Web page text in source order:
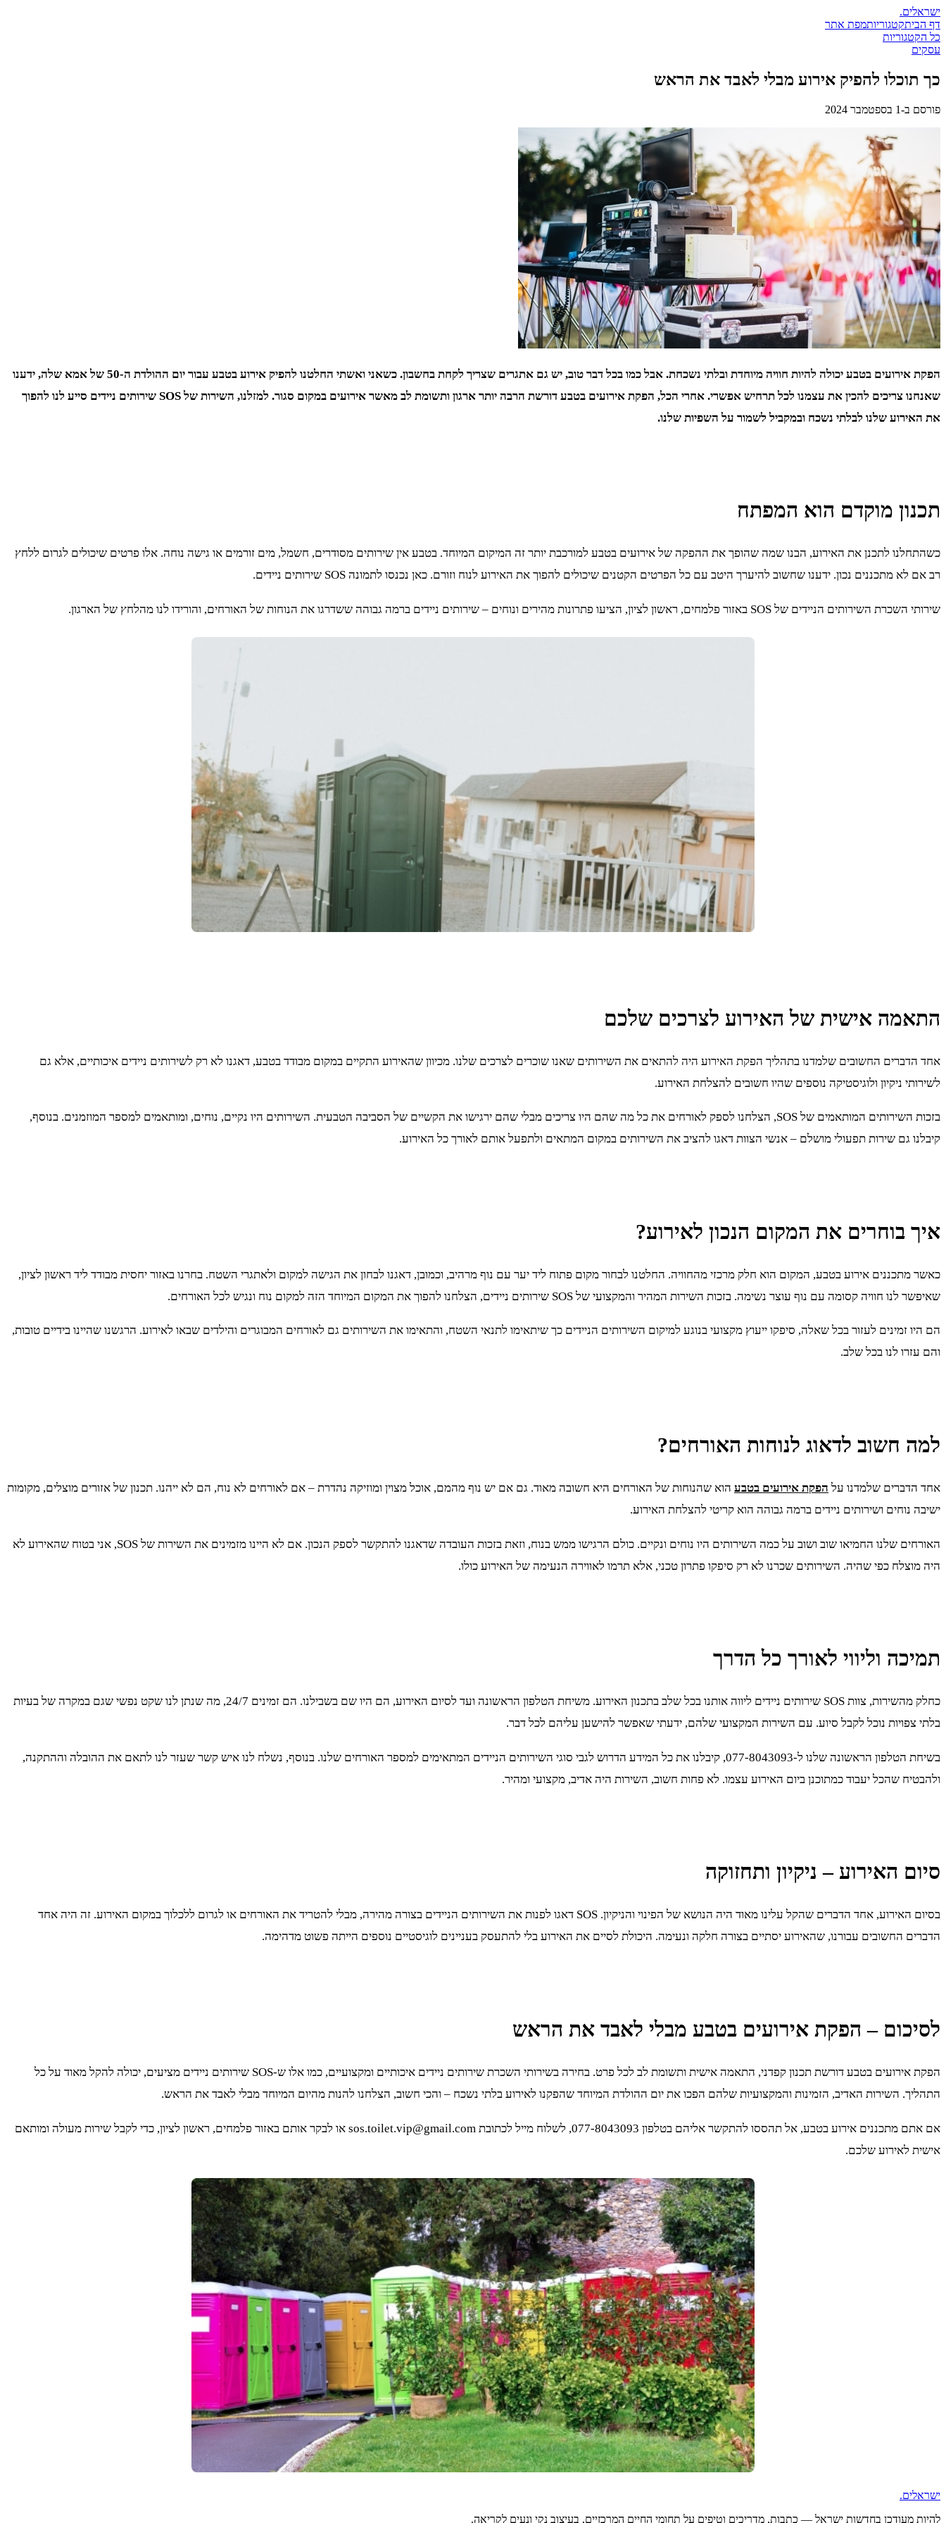
ישראלים.
דף הביתקטגוריותמפת אתר
כל הקטגוריות
עסקים
כך תוכלו להפיק אירוע מבלי לאבד את הראש
פורסם ב-1 בספטמבר 2024
הפקת אירועים בטבע יכולה להיות חוויה מיוחדת ובלתי נשכחת. אבל כמו בכל דבר טוב, יש גם אתגרים שצריך לקחת בחשבון. כשאני ואשתי החלטנו להפיק אירוע בטבע עבור יום ההולדת ה-50 של אמא שלה, ידענו
שאנחנו צריכים להכין את עצמנו לכל תרחיש אפשרי. אחרי הכל, הפקת אירועים בטבע דורשת הרבה יותר ארגון ותשומת לב מאשר אירועים במקום סגור. למזלנו, השירות של SOS שירותים ניידים סייע לנו להפוך
את האירוע שלנו לבלתי נשכח ובמקביל לשמור על השפיות שלנו.
תכנון מוקדם הוא המפתח
כשהתחלנו לתכנן את האירוע, הבנו שמה שהופך את ההפקה של אירועים בטבע למורכבת יותר זה המיקום המיוחד. בטבע אין שירותים מסודרים, חשמל, מים זורמים או גישה נוחה. אלו פרטים שיכולים לגרום ללחץ
רב אם לא מתכננים נכון. ידענו שחשוב להיערך היטב עם כל הפרטים הקטנים שיכולים להפוך את האירוע לנוח וזורם. כאן נכנסו לתמונה SOS שירותים ניידים.
שירותי השכרת השירותים הניידים של SOS באזור פלמחים, ראשון לציון, הציעו פתרונות מהירים ונוחים – שירותים ניידים ברמה גבוהה ששדרגו את הנוחות של האורחים, והורידו לנו מהלחץ של הארגון.
התאמה אישית של האירוע לצרכים שלכם
אחד הדברים החשובים שלמדנו בתהליך הפקת האירוע היה להתאים את השירותים שאנו שוכרים לצרכים שלנו. מכיוון שהאירוע התקיים במקום מבודד בטבע, דאגנו לא רק לשירותים ניידים איכותיים, אלא גם
לשירותי ניקיון ולוגיסטיקה נוספים שהיו חשובים להצלחת האירוע.
בזכות השירותים המותאמים של SOS, הצלחנו לספק לאורחים את כל מה שהם היו צריכים מבלי שהם ירגישו את הקשיים של הסביבה הטבעית. השירותים היו נקיים, נוחים, ומותאמים למספר המוזמנים. בנוסף,
קיבלנו גם שירות תפעולי מושלם – אנשי הצוות דאגו להציב את השירותים במקום המתאים ולתפעל אותם לאורך כל האירוע.
איך בוחרים את המקום הנכון לאירוע?
כאשר מתכננים אירוע בטבע, המקום הוא חלק מרכזי מהחוויה. החלטנו לבחור מקום פתוח ליד יער עם נוף מרהיב, וכמובן, דאגנו לבחון את הגישה למקום ולאתגרי השטח. בחרנו באזור יחסית מבודד ליד ראשון לציון,
שאיפשר לנו חוויה קסומה עם נוף עוצר נשימה. בזכות השירות המהיר והמקצועי של SOS שירותים ניידים, הצלחנו להפוך את המקום המיוחד הזה למקום נוח ונגיש לכל האורחים.
הם היו זמינים לעזור בכל שאלה, סיפקו ייעוץ מקצועי בנוגע למיקום השירותים הניידים כך שיתאימו לתנאי השטח, והתאימו את השירותים גם לאורחים המבוגרים והילדים שבאו לאירוע. הרגשנו שהיינו בידיים טובות,
והם עזרו לנו בכל שלב.
למה חשוב לדאוג לנוחות האורחים?
אחד הדברים שלמדנו על הפקת אירועים בטבע הוא שהנוחות של האורחים היא חשובה מאוד. גם אם יש נוף מהמם, אוכל מצוין ומוזיקה נהדרת – אם לאורחים לא נוח, הם לא ייהנו. תכנון של אזורים מוצלים, מקומות
ישיבה נוחים ושירותים ניידים ברמה גבוהה הוא קריטי להצלחת האירוע.
האורחים שלנו החמיאו שוב ושוב על כמה השירותים היו נוחים ונקיים. כולם הרגישו ממש בנוח, וזאת בזכות העובדה שדאגנו להתקשר לספק הנכון. אם לא היינו מזמינים את השירות של SOS, אני בטוח שהאירוע לא
היה מוצלח כפי שהיה. השירותים שכרנו לא רק סיפקו פתרון טכני, אלא תרמו לאווירה הנעימה של האירוע כולו.
תמיכה וליווי לאורך כל הדרך
כחלק מהשירות, צוות SOS שירותים ניידים ליווה אותנו בכל שלב בתכנון האירוע. משיחת הטלפון הראשונה ועד לסיום האירוע, הם היו שם בשבילנו. הם זמינים 24/7, מה שנתן לנו שקט נפשי שגם במקרה של בעיות
בלתי צפויות נוכל לקבל סיוע. עם השירות המקצועי שלהם, ידעתי שאפשר להישען עליהם לכל דבר.
בשיחת הטלפון הראשונה שלנו ל-077-8043093, קיבלנו את כל המידע הדרוש לגבי סוגי השירותים הניידים המתאימים למספר האורחים שלנו. בנוסף, נשלח לנו איש קשר שעזר לנו לתאם את ההובלה וההתקנה,
ולהבטיח שהכל יעבוד כמתוכנן ביום האירוע עצמו. לא פחות חשוב, השירות היה אדיב, מקצועי ומהיר.
סיום האירוע – ניקיון ותחזוקה
בסיום האירוע, אחד הדברים שהקל עלינו מאוד היה הנושא של הפינוי והניקיון. SOS דאגו לפנות את השירותים הניידים בצורה מהירה, מבלי להטריד את האורחים או לגרום ללכלוך במקום האירוע. זה היה אחד
הדברים החשובים עבורנו, שהאירוע יסתיים בצורה חלקה ונעימה. היכולת לסיים את האירוע בלי להתעסק בעניינים לוגיסטיים נוספים הייתה פשוט מדהימה.
לסיכום – הפקת אירועים בטבע מבלי לאבד את הראש
הפקת אירועים בטבע דורשת תכנון קפדני, התאמה אישית ותשומת לב לכל פרט. בחירה בשירותי השכרת שירותים ניידים איכותיים ומקצועיים, כמו אלו ש-SOS שירותים ניידים מציעים, יכולה להקל מאוד על כל
התהליך. השירות האדיב, הזמינות והמקצועיות שלהם הפכו את יום ההולדת המיוחד שהפקנו לאירוע בלתי נשכח – והכי חשוב, הצלחנו להנות מהיום המיוחד מבלי לאבד את הראש.
אם אתם מתכננים אירוע בטבע, אל תהססו להתקשר אליהם בטלפון 077-8043093, לשלוח מייל לכתובת sos.toilet.vip@gmail.com או לבקר אותם באזור פלמחים, ראשון לציון, כדי לקבל שירות מעולה ומותאם
אישית לאירוע שלכם.
ישראלים.
להיות מעודכן בחדשות ישראל — כתבות, מדריכים וטיפים על תחומי החיים המרכזיים, בעיצוב נקי ונעים לקריאה.